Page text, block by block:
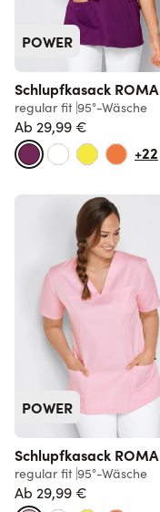
POWER
Schlupfkasack ROMA
regular fit 95°-Wäsche
Ab 29,99 €
+22
POWER
Schlupfkasack ROMA
regular fit 95°-Wäsche
Ab 29,99 €